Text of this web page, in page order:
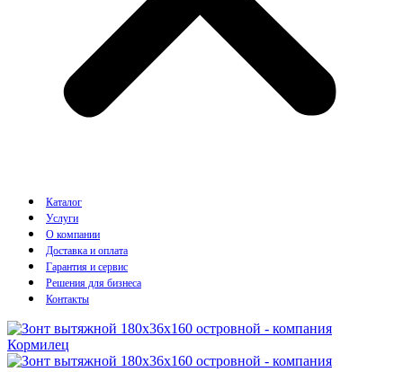
Каталог
Услуги
О компании
Доставка и оплата
Гарантия и сервис
Решения для бизнеса
Контакты